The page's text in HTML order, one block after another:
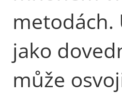
metodách.
jako
může